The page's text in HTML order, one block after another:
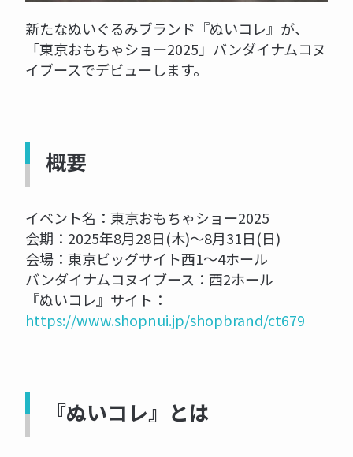
新たなぬいぐるみブランド『ぬいコレ』が、
「東京おもちゃショー2025」バンダイナムコヌ
イブースでデビューします。
概要
イベント名：東京おもちゃショー2025
会期：2025年8月28日(木)～8月31日(日)
会場：東京ビッグサイト西1～4ホール
バンダイナムコヌイブース：西2ホール
『ぬいコレ』サイト：
https://www.shopnui.jp/shopbrand/ct679
『ぬいコレ』とは